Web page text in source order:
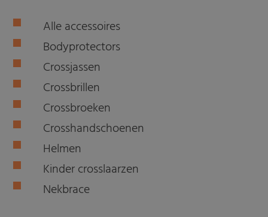
Alle accessoires
Bodyprotectors
Crossjassen
Crossbrillen
Crossbroeken
Crosshandschoenen
Helmen
Kinder crosslaarzen
Nekbrace